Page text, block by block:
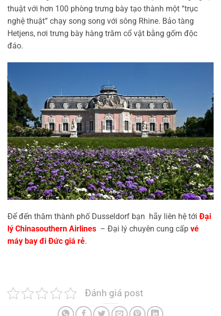
thuật với hơn 100 phòng trưng bày tạo thành một “trục
nghệ thuật” chạy song song với sông Rhine. Bảo tàng
Hetjens, nơi trưng bày hàng trăm cổ vật bằng gốm độc
đáo.
Để đến thăm thành phố Dusseldorf bạn hãy liên hệ tới Đại
lý Chinasouthern Airlines – Đại lý chuyên cung cấp vé
máy bay đi Đức giá rẻ.
Đánh giá post